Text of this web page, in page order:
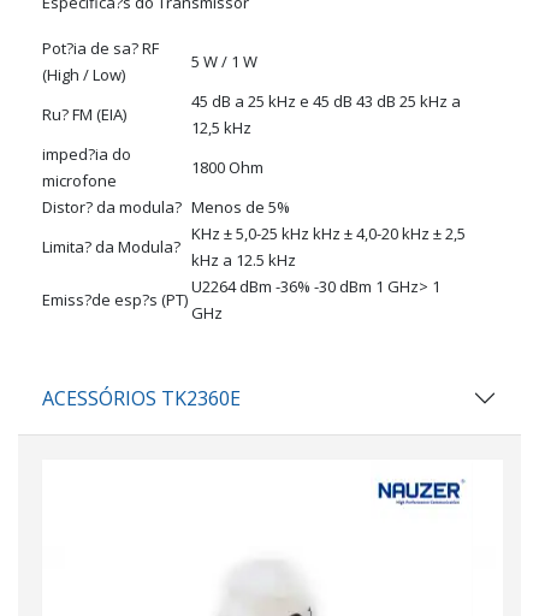
Pot?ia de sa? RF
(High / Low)
5 W / 1 W
Ru? FM (EIA)
45 dB a 25 kHz e 45 dB 43 dB 25 kHz a
12,5 kHz
imped?ia do
microfone
1800 Ohm
Distor? da modula? Menos de 5%
Limita? da Modula?
KHz ± 5,0-25 kHz kHz ± 4,0-20 kHz ± 2,5
kHz a 12.5 kHz
Emiss?de esp?s (PT)
U2264 dBm -36% -30 dBm 1 GHz> 1
GHz
ACESSÓRIOS TK2360E